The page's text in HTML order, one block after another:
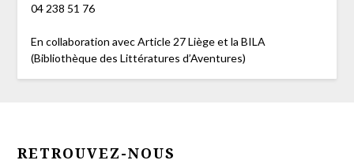
04 238 51 76
En collaboration avec Article 27 Liège et la BILA
(Bibliothèque des Littératures d’Aventures)
RETROUVEZ-NOUS